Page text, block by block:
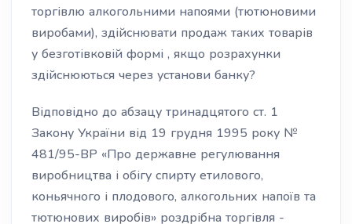
торгівлю алкогольними напоями (тютюновими
виробами), здійснювати продаж таких товарів
у безготівковій формі , якщо розрахунки
здійснюються через установи банку?
Відповідно до абзацу тринадцятого ст. 1
Закону України від 19 грудня 1995 року №
481/95-ВР «Про державне регулювання
виробництва і обігу спирту етилового,
коньячного і плодового, алкогольних напоїв та
тютюнових виробів» роздрібна торгівля -